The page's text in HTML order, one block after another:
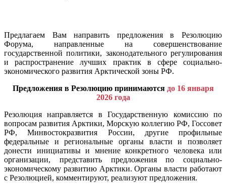
Предлагаем Вам направить предложения в Резолюцию
Форума, направленные на совершенствование
государственной политики, законодательного регулирования
и распространение лучших практик в сфере социально-
экономического развития Арктической зоны РФ.
Предложения в Резолюцию принимаются до 16 января
2026 года
Резолюция направляется в Государственную комиссию по
вопросам развития Арктики, Морскую коллегию РФ, Госсовет
РФ, Минвостокразвития России, другие профильные
федеральные и региональные органы власти и позволяет
донести инициативы и мнение конкретного человека или
организации, представить предложения по социально-
экономическому развитию Арктики. Органы власти работают
с Резолюцией, комментируют, реализуют предложения.